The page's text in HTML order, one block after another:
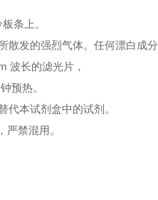
条上。
发的强烈气体。任何漂白成
波长的滤光片，
预热。
代本试剂盒中的试剂。
禁混用。